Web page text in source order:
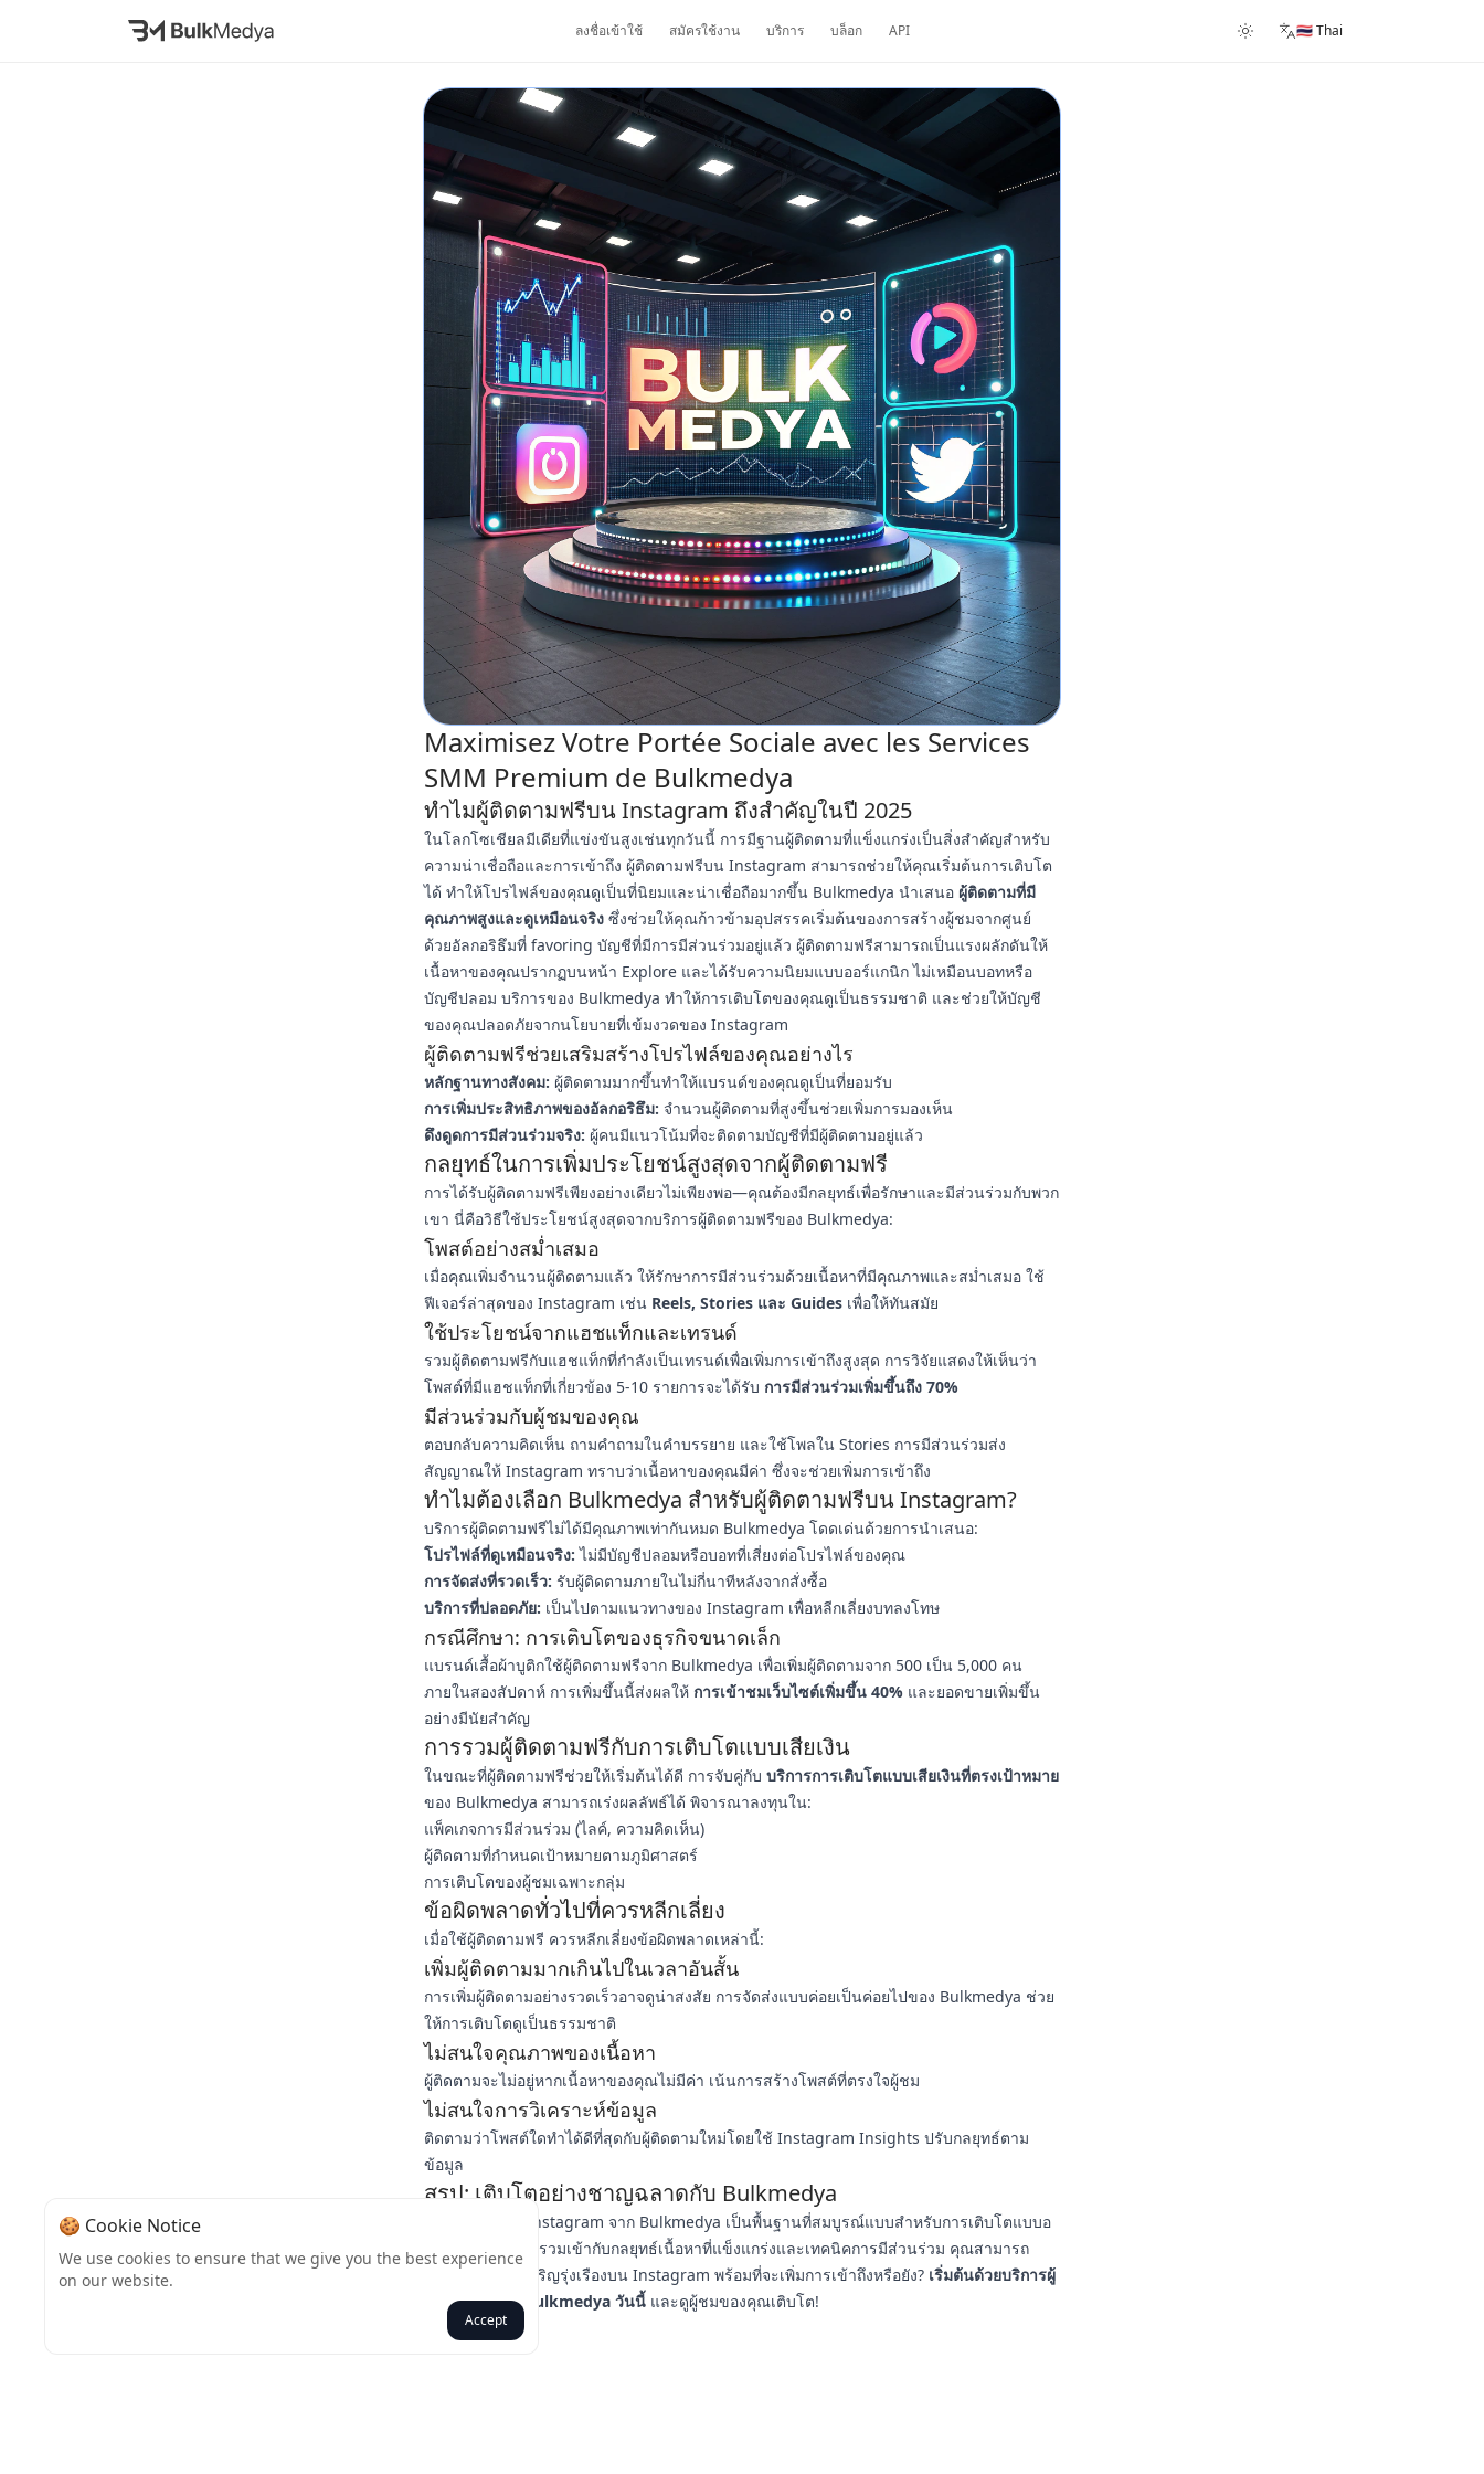
ลงชื่อเข้าใช้ สมัครใช้งาน บริการ บล็อก API 🇹🇭 Thai
Maximisez Votre Portée Sociale avec les Services
SMM Premium de Bulkmedya
ทำไมผู้ติดตามฟรีบน Instagram ถึงสำคัญในปี 2025
ในโลกโซเชียลมีเดียที่แข่งขันสูงเช่นทุกวันนี้ การมีฐานผู้ติดตามที่แข็งแกร่งเป็นสิ่งสำคัญสำหรับ
ความน่าเชื่อถือและการเข้าถึง ผู้ติดตามฟรีบน Instagram สามารถช่วยให้คุณเริ่มต้นการเติบโต
ได้ ทำให้โปรไฟล์ของคุณดูเป็นที่นิยมและน่าเชื่อถือมากขึ้น Bulkmedya นำเสนอ ผู้ติดตามที่มี
คุณภาพสูงและดูเหมือนจริง ซึ่งช่วยให้คุณก้าวข้ามอุปสรรคเริ่มต้นของการสร้างผู้ชมจากศูนย์
ด้วยอัลกอริธึมที่ favoring บัญชีที่มีการมีส่วนร่วมอยู่แล้ว ผู้ติดตามฟรีสามารถเป็นแรงผลักดันให้
เนื้อหาของคุณปรากฏบนหน้า Explore และได้รับความนิยมแบบออร์แกนิก ไม่เหมือนบอทหรือ
บัญชีปลอม บริการของ Bulkmedya ทำให้การเติบโตของคุณดูเป็นธรรมชาติ และช่วยให้บัญชี
ของคุณปลอดภัยจากนโยบายที่เข้มงวดของ Instagram
ผู้ติดตามฟรีช่วยเสริมสร้างโปรไฟล์ของคุณอย่างไร
หลักฐานทางสังคม: ผู้ติดตามมากขึ้นทำให้แบรนด์ของคุณดูเป็นที่ยอมรับ
การเพิ่มประสิทธิภาพของอัลกอริธึม: จำนวนผู้ติดตามที่สูงขึ้นช่วยเพิ่มการมองเห็น
ดึงดูดการมีส่วนร่วมจริง: ผู้คนมีแนวโน้มที่จะติดตามบัญชีที่มีผู้ติดตามอยู่แล้ว
กลยุทธ์ในการเพิ่มประโยชน์สูงสุดจากผู้ติดตามฟรี
การได้รับผู้ติดตามฟรีเพียงอย่างเดียวไม่เพียงพอ—คุณต้องมีกลยุทธ์เพื่อรักษาและมีส่วนร่วมกับพวก
เขา นี่คือวิธีใช้ประโยชน์สูงสุดจากบริการผู้ติดตามฟรีของ Bulkmedya:
โพสต์อย่างสม่ำเสมอ
เมื่อคุณเพิ่มจำนวนผู้ติดตามแล้ว ให้รักษาการมีส่วนร่วมด้วยเนื้อหาที่มีคุณภาพและสม่ำเสมอ ใช้
ฟีเจอร์ล่าสุดของ Instagram เช่น Reels, Stories และ Guides เพื่อให้ทันสมัย
ใช้ประโยชน์จากแฮชแท็กและเทรนด์
รวมผู้ติดตามฟรีกับแฮชแท็กที่กำลังเป็นเทรนด์เพื่อเพิ่มการเข้าถึงสูงสุด การวิจัยแสดงให้เห็นว่า
โพสต์ที่มีแฮชแท็กที่เกี่ยวข้อง 5-10 รายการจะได้รับ การมีส่วนร่วมเพิ่มขึ้นถึง 70%
มีส่วนร่วมกับผู้ชมของคุณ
ตอบกลับความคิดเห็น ถามคำถามในคำบรรยาย และใช้โพลใน Stories การมีส่วนร่วมส่ง
สัญญาณให้ Instagram ทราบว่าเนื้อหาของคุณมีค่า ซึ่งจะช่วยเพิ่มการเข้าถึง
ทำไมต้องเลือก Bulkmedya สำหรับผู้ติดตามฟรีบน Instagram?
บริการผู้ติดตามฟรีไม่ได้มีคุณภาพเท่ากันหมด Bulkmedya โดดเด่นด้วยการนำเสนอ:
โปรไฟล์ที่ดูเหมือนจริง: ไม่มีบัญชีปลอมหรือบอทที่เสี่ยงต่อโปรไฟล์ของคุณ
การจัดส่งที่รวดเร็ว: รับผู้ติดตามภายในไม่กี่นาทีหลังจากสั่งซื้อ
บริการที่ปลอดภัย: เป็นไปตามแนวทางของ Instagram เพื่อหลีกเลี่ยงบทลงโทษ
กรณีศึกษา: การเติบโตของธุรกิจขนาดเล็ก
แบรนด์เสื้อผ้าบูติกใช้ผู้ติดตามฟรีจาก Bulkmedya เพื่อเพิ่มผู้ติดตามจาก 500 เป็น 5,000 คน
ภายในสองสัปดาห์ การเพิ่มขึ้นนี้ส่งผลให้ การเข้าชมเว็บไซต์เพิ่มขึ้น 40% และยอดขายเพิ่มขึ้น
อย่างมีนัยสำคัญ
การรวมผู้ติดตามฟรีกับการเติบโตแบบเสียเงิน
ในขณะที่ผู้ติดตามฟรีช่วยให้เริ่มต้นได้ดี การจับคู่กับ บริการการเติบโตแบบเสียเงินที่ตรงเป้าหมาย
ของ Bulkmedya สามารถเร่งผลลัพธ์ได้ พิจารณาลงทุนใน:
แพ็คเกจการมีส่วนร่วม (ไลค์, ความคิดเห็น)
ผู้ติดตามที่กำหนดเป้าหมายตามภูมิศาสตร์
การเติบโตของผู้ชมเฉพาะกลุ่ม
ข้อผิดพลาดทั่วไปที่ควรหลีกเลี่ยง
เมื่อใช้ผู้ติดตามฟรี ควรหลีกเลี่ยงข้อผิดพลาดเหล่านี้:
เพิ่มผู้ติดตามมากเกินไปในเวลาอันสั้น
การเพิ่มผู้ติดตามอย่างรวดเร็วอาจดูน่าสงสัย การจัดส่งแบบค่อยเป็นค่อยไปของ Bulkmedya ช่วย
ให้การเติบโตดูเป็นธรรมชาติ
ไม่สนใจคุณภาพของเนื้อหา
ผู้ติดตามจะไม่อยู่หากเนื้อหาของคุณไม่มีค่า เน้นการสร้างโพสต์ที่ตรงใจผู้ชม
ไม่สนใจการวิเคราะห์ข้อมูล
ติดตามว่าโพสต์ใดทำได้ดีที่สุดกับผู้ติดตามใหม่โดยใช้ Instagram Insights ปรับกลยุทธ์ตาม
ข้อมูล
สรุป: เติบโตอย่างชาญฉลาดกับ Bulkmedya
ผู้ติดตามฟรีบน Instagram จาก Bulkmedya เป็นพื้นฐานที่สมบูรณ์แบบสำหรับการเติบโตแบบอ
อร์แกนิก ด้วยการรวมเข้ากับกลยุทธ์เนื้อหาที่แข็งแกร่งและเทคนิคการมีส่วนร่วม คุณสามารถ
สร้างการมีอยู่ที่เจริญรุ่งเรืองบน Instagram พร้อมที่จะเพิ่มการเข้าถึงหรือยัง? เริ่มต้นด้วยบริการผู้
ติดตามฟรีของ Bulkmedya วันนี้ และดูผู้ชมของคุณเติบโต!
กลับ
🍪 Cookie Notice
We use cookies to ensure that we give you the best experience
on our website.
Accept